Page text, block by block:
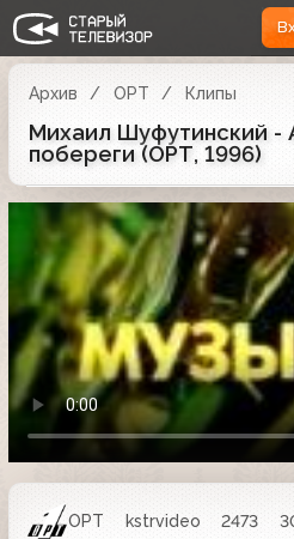
Архив ОРТ Клипы
Михаил Шуфутинский -
побереги (ОРТ, 1996)
ОРТ kstrvideo 2473